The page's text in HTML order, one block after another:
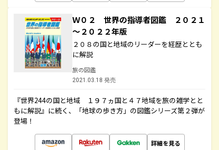
Ｗ０２ 世界の指導者図鑑 ２０２１
～２０２２年版
２０８の国と地域のリーダーを経歴ととも
に解説
旅の図鑑
2021.03.18 発売
『世界244の国と地域 １９７ヵ国と４７地域を旅の雑学とと
もに解説』に続く、「地球の歩き方」の図鑑シリーズ第２弾が
登場！
詳細を見る